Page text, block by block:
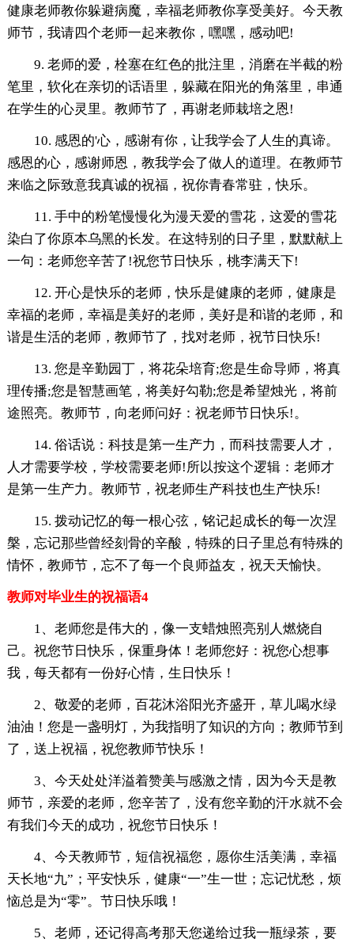
健康老师教你躲避病魔，幸福老师教你享受美好。今天教
师节，我请四个老师一起来教你，嘿嘿，感动吧!
9. 老师的爱，栓塞在红色的批注里，消磨在半截的粉
笔里，软化在亲切的话语里，躲藏在阳光的角落里，串通
在学生的心灵里。教师节了，再谢老师栽培之恩!
10. 感恩的'心，感谢有你，让我学会了人生的真谛。
感恩的心，感谢师恩，教我学会了做人的道理。在教师节
来临之际致意我真诚的祝福，祝你青春常驻，快乐。
11. 手中的粉笔慢慢化为漫天爱的雪花，这爱的雪花
染白了你原本乌黑的长发。在这特别的日子里，默默献上
一句：老师您辛苦了!祝您节日快乐，桃李满天下!
12. 开心是快乐的老师，快乐是健康的老师，健康是
幸福的老师，幸福是美好的老师，美好是和谐的老师，和
谐是生活的老师，教师节了，找对老师，祝节日快乐!
13. 您是辛勤园丁，将花朵培育;您是生命导师，将真
理传播;您是智慧画笔，将美好勾勒;您是希望烛光，将前
途照亮。教师节，向老师问好：祝老师节日快乐!。
14. 俗话说：科技是第一生产力，而科技需要人才，
人才需要学校，学校需要老师!所以按这个逻辑：老师才
是第一生产力。教师节，祝老师生产科技也生产快乐!
15. 拨动记忆的每一根心弦，铭记起成长的每一次涅
槃，忘记那些曾经刻骨的辛酸，特殊的日子里总有特殊的
情怀，教师节，忘不了每一个良师益友，祝天天愉快。
教师对毕业生的祝福语4
1、老师您是伟大的，像一支蜡烛照亮别人燃烧自
己。祝您节日快乐，保重身体！老师您好：祝您心想事
我，每天都有一份好心情，生日快乐！
2、敬爱的老师，百花沐浴阳光齐盛开，草儿喝水绿
油油！您是一盏明灯，为我指明了知识的方向；教师节到
了，送上祝福，祝您教师节快乐！
3、今天处处洋溢着赞美与感激之情，因为今天是教
师节，亲爱的老师，您辛苦了，没有您辛勤的汗水就不会
有我们今天的成功，祝您节日快乐！
4、今天教师节，短信祝福您，愿你生活美满，幸福
天长地“九”；平安快乐，健康“一”生一世；忘记忧愁，烦
恼总是为“零”。节日快乐哦！
5、老师，还记得高考那天您递给过我一瓶绿茶，要